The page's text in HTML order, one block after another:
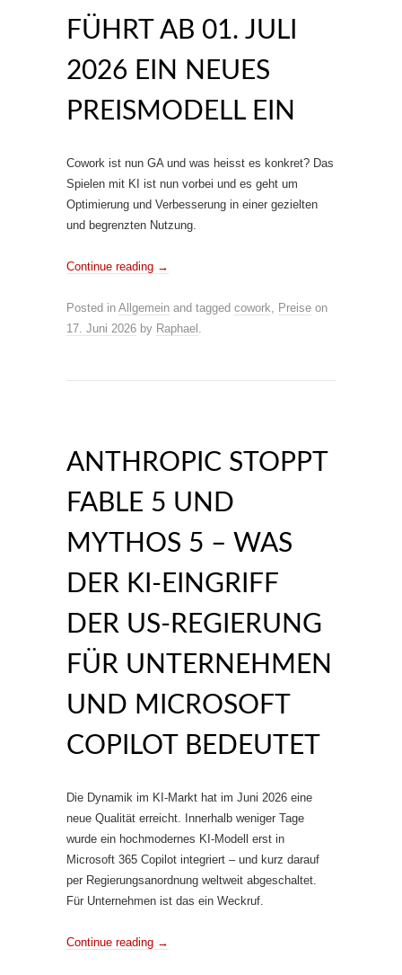
FÜHRT AB 01. JULI
2026 EIN NEUES
PREISMODELL EIN
Cowork ist nun GA und was heisst es konkret? Das
Spielen mit KI ist nun vorbei und es geht um
Optimierung und Verbesserung in einer gezielten
und begrenzten Nutzung.
Continue reading →
Posted in Allgemein and tagged cowork, Preise on
17. Juni 2026 by Raphael .
ANTHROPIC STOPPT
FABLE 5 UND
MYTHOS 5 – WAS
DER KI‑EINGRIFF
DER US‑REGIERUNG
FÜR UNTERNEHMEN
UND MICROSOFT
COPILOT BEDEUTET
Die Dynamik im KI‑Markt hat im Juni 2026 eine
neue Qualität erreicht. Innerhalb weniger Tage
wurde ein hochmodernes KI‑Modell erst in
Microsoft 365 Copilot integriert – und kurz darauf
per Regierungsanordnung weltweit abgeschaltet.
Für Unternehmen ist das ein Weckruf.
Continue reading →